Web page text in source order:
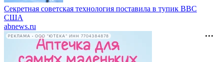
Секретная советская технология поставила в тупик ВВС
США
abnews.ru
РЕКЛАМА • ООО "ЮТЕКА" ИНН 7704384878